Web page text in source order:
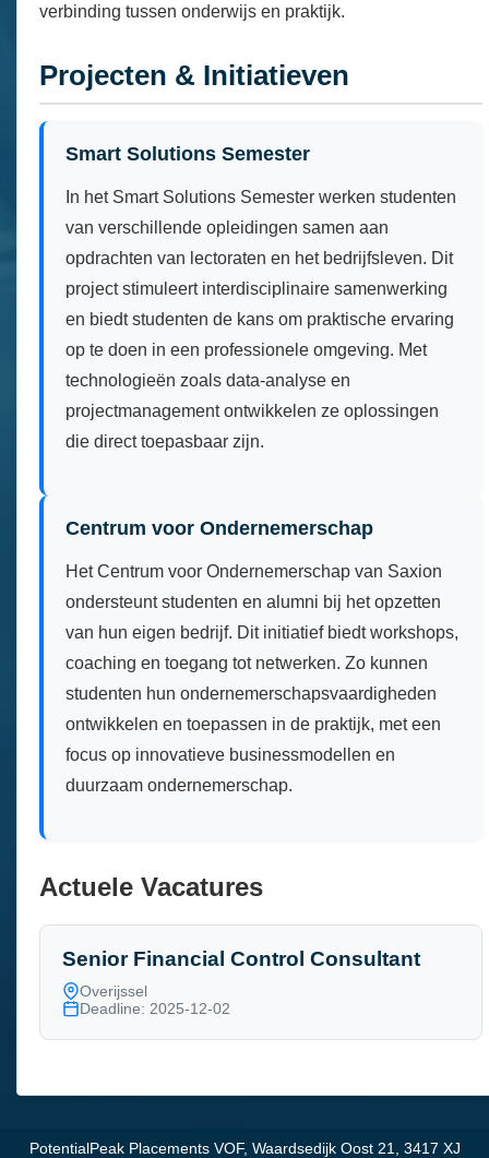
verbinding tussen onderwijs en praktijk.
Projecten & Initiatieven
Smart Solutions Semester
In het Smart Solutions Semester werken studenten
van verschillende opleidingen samen aan
opdrachten van lectoraten en het bedrijfsleven. Dit
project stimuleert interdisciplinaire samenwerking
en biedt studenten de kans om praktische ervaring
op te doen in een professionele omgeving. Met
technologieën zoals data-analyse en
projectmanagement ontwikkelen ze oplossingen
die direct toepasbaar zijn.
Centrum voor Ondernemerschap
Het Centrum voor Ondernemerschap van Saxion
ondersteunt studenten en alumni bij het opzetten
van hun eigen bedrijf. Dit initiatief biedt workshops,
coaching en toegang tot netwerken. Zo kunnen
studenten hun ondernemerschapsvaardigheden
ontwikkelen en toepassen in de praktijk, met een
focus op innovatieve businessmodellen en
duurzaam ondernemerschap.
Actuele Vacatures
Senior Financial Control Consultant
Overijssel
Deadline: 2025-12-02
PotentialPeak Placements VOF, Waardsedijk Oost 21, 3417 XJ